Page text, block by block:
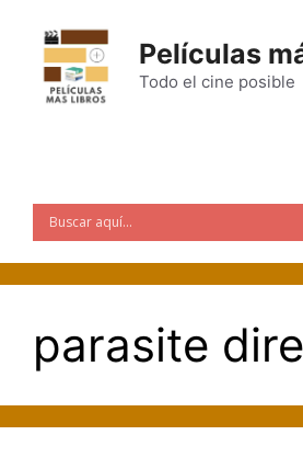
contenido
Películas
Todo el cine posible
parasite